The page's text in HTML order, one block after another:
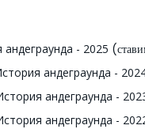
андеграунда - 2025
андеграунда -
андеграунда -
андеграунда -